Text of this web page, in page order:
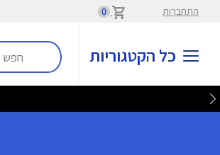
התחברות 0
כל הקטגוריות